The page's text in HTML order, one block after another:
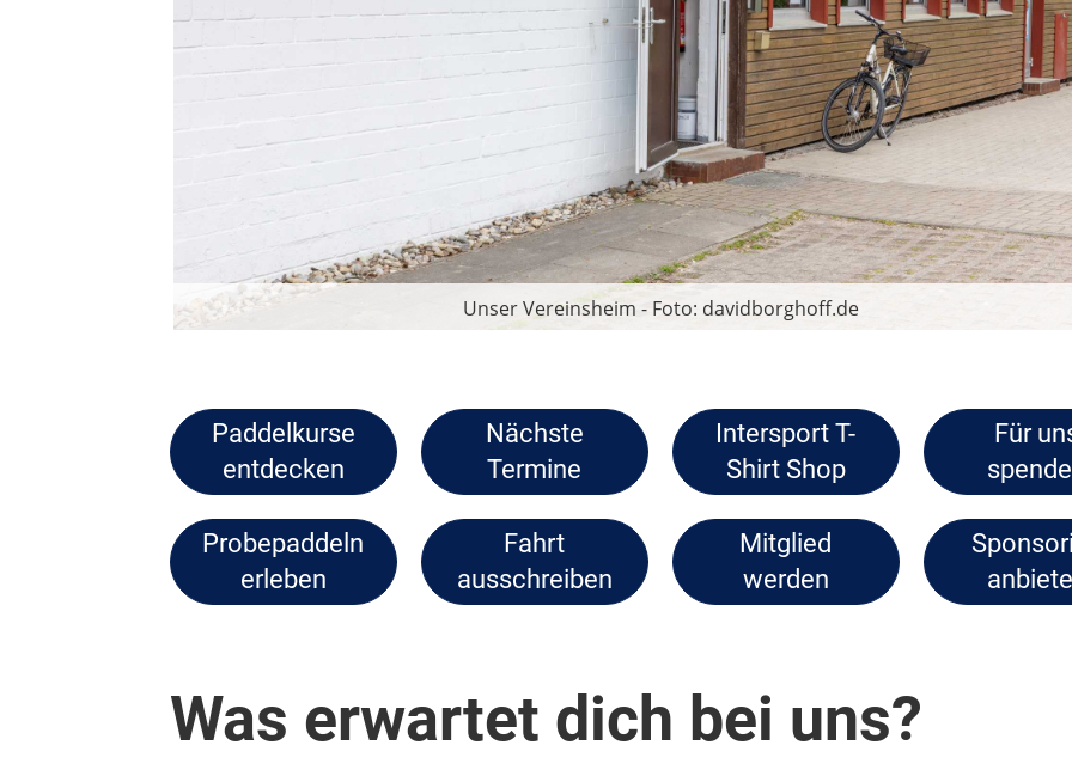
Auf dem Wasser - Foto: davidborghoff.de
Paddelkurse
entdecken
Probepaddeln
erleben
Nächste
Termine
Fahrt
ausschreiben
Intersport T-
Shirt Shop
Mitglied
werden
Für
Was erwartet dich bei uns?